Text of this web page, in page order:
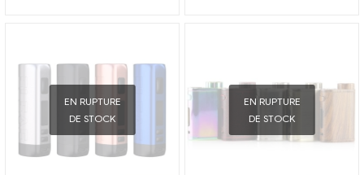
EN RUPTURE
DE STOCK
EN RUPTURE
DE STOCK